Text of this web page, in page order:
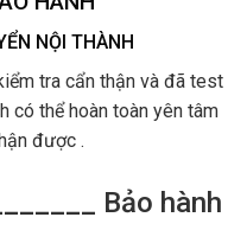
NỘI THÀNH
tra cẩn thận và đã test
có thể hoàn toàn yên tâm
được .
Bảo hành